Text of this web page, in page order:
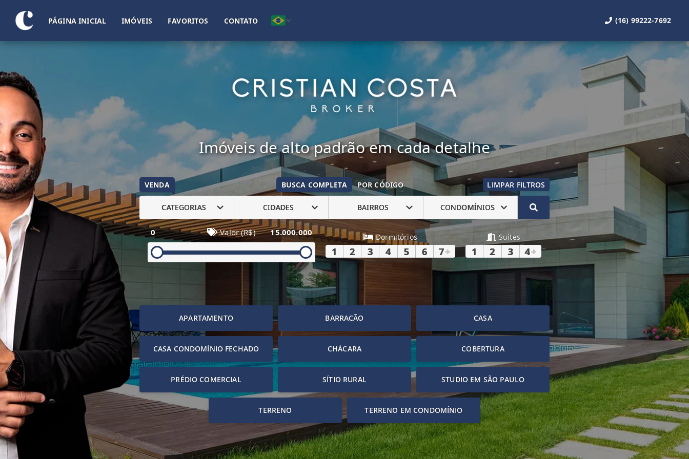
PÁGINA INICIAL IMÓVEIS FAVORITOS CONTATO (16) 99222-7692
Imóveis de alto padrão em cada detalhe
VENDA BUSCA COMPLETA POR CÓDIGO LIMPAR FILTROS
CATEGORIAS CIDADES BAIRROS CONDOMÍNIOS
0 Valor (R$) 15.000.000 Dormitórios
1 2 3 4 5 6 7+
Suítes
1 2 3 4+
APARTAMENTO BARRACÃO CASA
CASA CONDOMÍNIO FECHADO CHÁCARA COBERTURA
PRÉDIO COMERCIAL SÍTIO RURAL STUDIO EM SÃO PAULO
TERRENO TERRENO EM CONDOMÍNIO